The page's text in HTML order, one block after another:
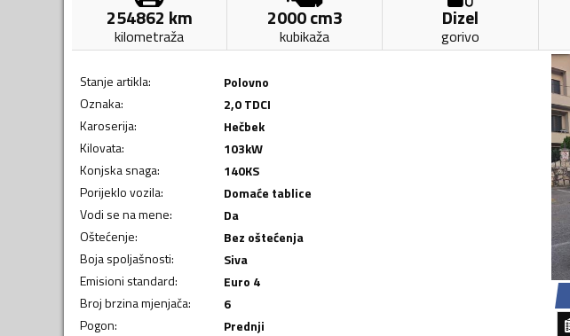
254862 km
kilometraža
2000cm3
kubikaža
Dizel
gorivo
Stanje artikla:
Polovno
Oznaka:
2,0 TDCI
Karoserija:
Hečbek
Kilovata: 103kW
Konjska snaga: 140KS
Porijeklo vozila:
Domaće tablice
Vodi se na mene:
Da
Oštećenje:
Bez oštećenja
Boja spoljašnosti:
Siva
Emisioni standard:
Euro 4
Broj brzina mjenjača:
6
Pogon:
Prednji